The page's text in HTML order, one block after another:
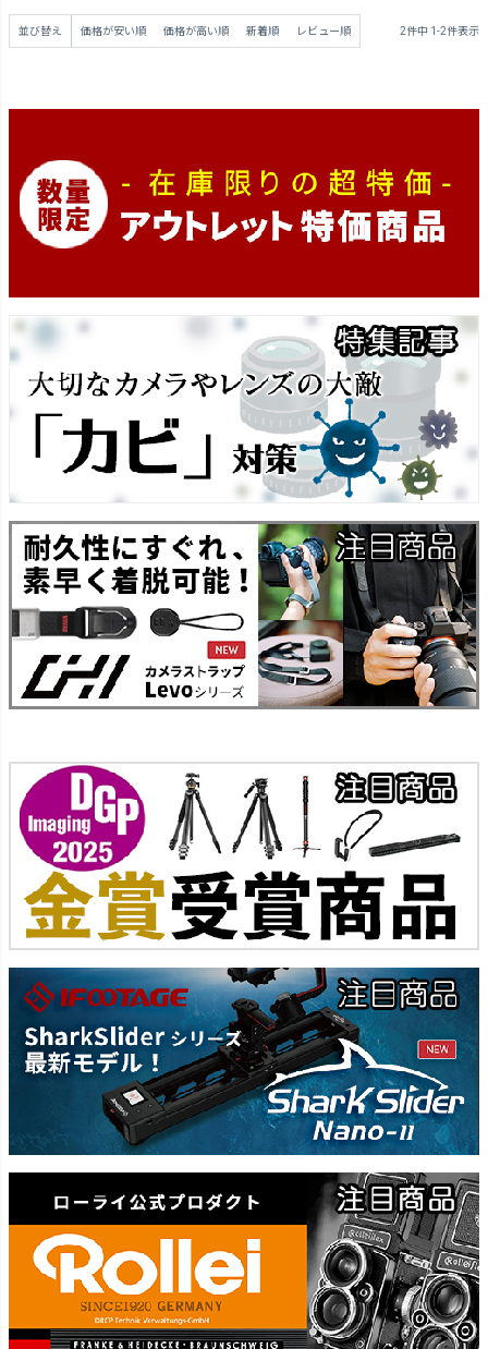
並び替え 価格が安い順 価格が高い順 新着順 レビュー順 2件中 1 -2件表示